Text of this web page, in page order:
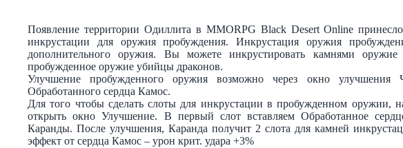
Появление территории Одиллита в MMORPG Black Desert Online
инкрустации для оружия пробуждения. Инкрустация оружия
дополнительного оружия. Вы можете инкрустировать камнями
пробужденное оружие убийцы драконов.
Улучшение пробужденного оружия возможно через окно
Обработанного сердца Камос.
Для того чтобы сделать слоты для инкрустации в пробужденном оружии,
открыть окно Улучшение. В первый слот вставляем Обработанное
Каранды. После улучшения, Каранда получит 2 слота для камней
эффект от сердца Камос – урон крит. удара +3%